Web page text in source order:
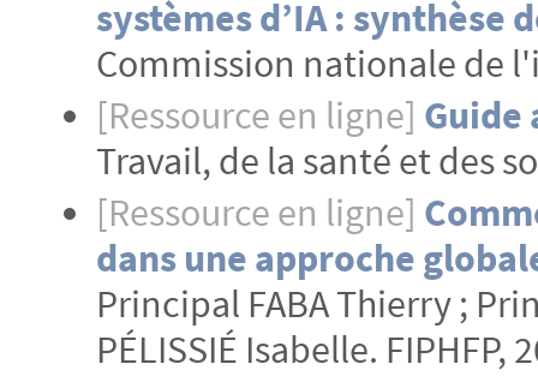
systèmes d’IA : synthèse
Commission nationale de
[Ressource en ligne] Guide
Travail, de la santé et des
[Ressource en ligne]
dans une approche
Principal FABA Thierry ;
PÉLISSIÉ Isabelle. FIPHFP,